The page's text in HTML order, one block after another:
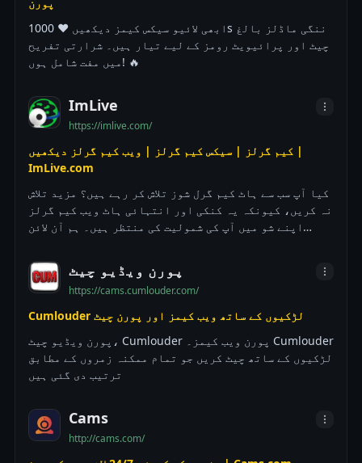
ابھی لائیو سیکس کیمز دیکھیں ❤️ 1000s ننگی ماڈلز بالغ
چیٹ اور پرائیویٹ رومز کے لیے تیار ہیں۔ شرارتی تفریح
میں مفت شامل ہوں! 🔥
ImLive
https://imlive.com/
کیم گرلز | سیکس کیم گرلز | ویب کیم گرلز دیکھیں |
ImLive.com
کیا آپ سب سے ہاٹ کیم گرل شوز تلاش کر رہے ہیں؟ مزید تلاش
نہ کریں، کیونکہ یہ کنکی اور انتہائی ہاٹ ویب کیم گرلز
اپنے شو میں آپ کی شمولیت کی منتظر ہیں۔ ہم آن لائن
شوز دکھاتے ہیں تاکہ آپ لطف اندوز ہو سکیں۔ آن لائن
بہترین شوز کے لیے مزید تلاش کی ضرورت نہیں۔
پورن ویڈیو چیٹ
https://cams.cumlouder.com/
Cumlouder لڑکیوں کے ساتھ ویب کیمز اور پورن چیٹ
پورن ویڈیو چیٹ، Cumlouder پورن ویب کیمز۔ Cumlouder
لڑکیوں کے ساتھ چیٹ کریں جو تمام ممکنہ زمروں کے مطابق
ترتیب دی گئی ہیں
Cams
http://cams.com/